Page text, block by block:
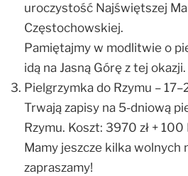
uroczystość Najświętszej
Częstochowskiej.
Pamiętajmy w modlitwie o
idą na Jasną Górę z tej okazji.
Pielgrzymka do Rzymu –
Trwają zapisy na 5-dniową
Rzymu. Koszt: 3970 zł + 100
Mamy jeszcze kilka wolnych
zapraszamy!